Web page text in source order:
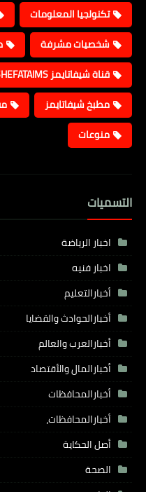
تكنولجيا المعلومات
شخصيات مشرفة
قناة شيفاتايمز TV / SHEFATAIMS
مطبخ شيفاتايمز
منوعات
التسميات
اخبار الرياضة
اخبار فنيه
أخبارالتعليم
أخبارالحوادث والقضايا
أخبارالعرب والعالم
أخبارالمال والأقتصاد
أخبارالمحافظات
أخبارالمحافظات،
أصل الحكاية
الصحة